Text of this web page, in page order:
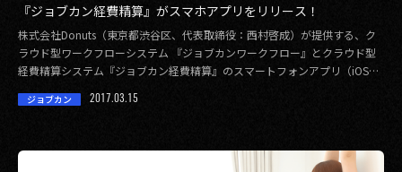
『ジョブカン経費精算』がスマホアプリをリリース！
株式会社Donuts（東京都渋谷区、代表取締役：西村啓成）が提供する、ク
ラウド型ワークフローシステム 『ジョブカンワークフロー』とクラウド型
経費精算システム『ジョブカン経費精算』のスマートフォンアプリ（iOS、
ジョブカン 2017.03.15